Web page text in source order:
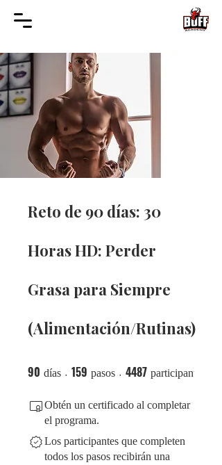
Reto de 90 días: 30
Horas HD: Perder
Grasa para Siempre
(Alimentación/Rutinas)
90 días 90 días
159 pasos 159 pasos
4487 participantes
Obtén un certificado al completar
el programa.
Los participantes que completen
todos los pasos recibirán una